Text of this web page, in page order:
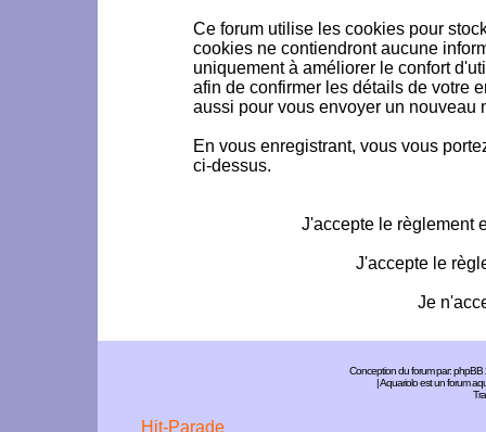
Ce forum utilise les cookies pour
cookies ne contiendront aucune
uniquement à améliorer le confort
afin de confirmer les détails de votre
aussi pour vous envoyer un nouveau
En vous enregistrant, vous vous
ci-dessus.
J'accepte le règlement
J'accepte le
Je
Conception du forum par:phpBB
| Aquariolo est un forum